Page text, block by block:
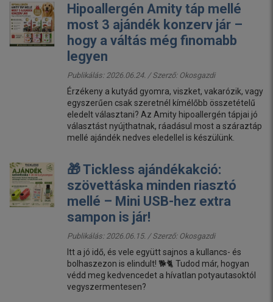
Hipoallergén Amity táp mellé
most 3 ajándék konzerv jár –
hogy a váltás még finomabb
legyen
Publikálás: 2026.06.24. / Szerző: Okosgazdi
Érzékeny a kutyád gyomra, viszket, vakarózik, vagy
egyszerűen csak szeretnél kímélőbb összetételű
eledelt választani? Az Amity hipoallergén tápjai jó
választást nyújthatnak, ráadásul most a száraztáp
mellé ajándék nedves eledellel is készülünk.
🎁 Tickless ajándékakció:
szövettáska minden riasztó
mellé – Mini USB-hez extra
sampon is jár!
Publikálás: 2026.06.15. / Szerző: Okosgazdi
Itt a jó idő, és vele együtt sajnos a kullancs- és
bolhaszezon is elindult! 🐕🐈 Tudod már, hogyan
védd meg kedvencedet a hívatlan potyautasoktól
vegyszermentesen?